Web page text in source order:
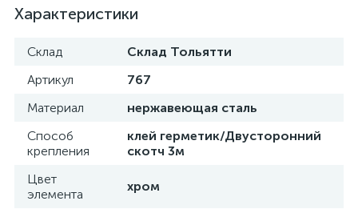
Характеристики
Склад
Склад Тольятти
Артикул
767
Материал
нержавеющая сталь
Способ
крепления
клей герметик/Двусторонний
скотч 3м
Цвет
элемента
хром